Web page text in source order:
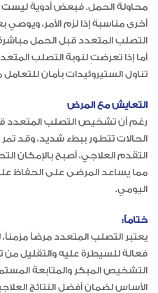
محاولة الحمل. فبعض أدوية ليست
أخرى مناسبة إذا لزم الأمر،
التصلب المتعدد قبل الحمل
أما إذا تعرضتِ لنوبة التصلب
تناول الستيروئيدات بأمان للتعامل
التعايش مع المرض
رغم أن تشخيص التصلب المتعدد
الحالات تتطور ببطء شديد، وقد
التقدم العلاجي، أصبح بالإمكان
مما يساعد المرضى على الحفاظ
اليومي.
ختاماً:
يعتبر التصلب المتعدد مرضاً
فعالة للسيطرة عليه والتقليل من
التشخيص المبكر والمتابعة
الأساس لضمان أفضل النتائج